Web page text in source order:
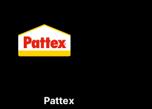
Pattex